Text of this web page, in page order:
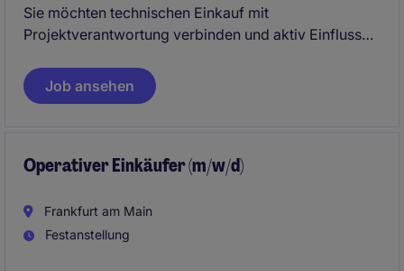
Sie möchten technischen Einkauf mit
Projektverantwortung verbinden und aktiv Einfluss
verantworten Sie komplexe Einkaufsprozesse,
führen Verhandlungen auf Augenhöhe und gestalten
Job ansehen
Operativer Einkäufer (m/w/d)
Frankfurt am Main
Festanstellung